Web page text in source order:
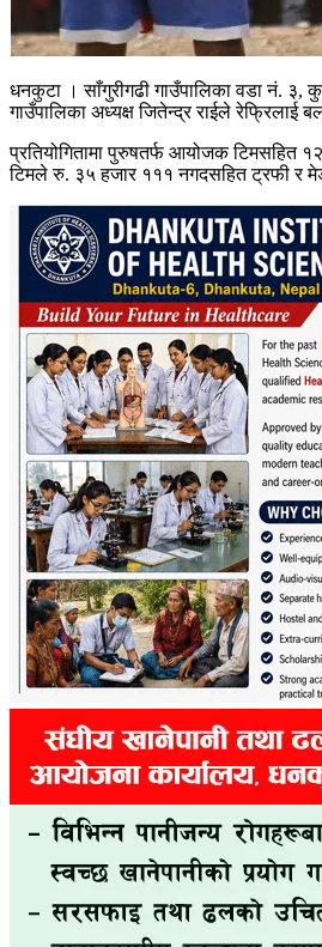
धनकुटा । साँगुरीगढी गाउँपालिका वडा नं. ३,
गाउँपालिका अध्यक्ष जितेन्द्र राईले रेफ्रिलाई
प्रतियोगितामा पुरुषतर्फ आयोजक टिमसहित
टिमले रु. ३५ हजार १११ नगदसहित ट्रफी र